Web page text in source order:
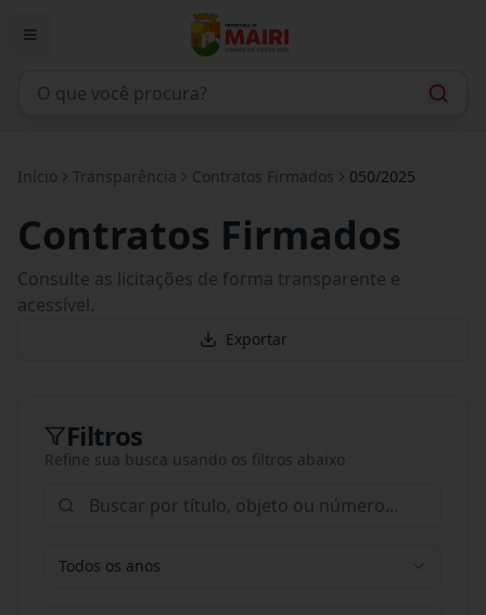
Início Transparência Contratos Firmados 050/2025
Contratos Firmados
Consulte as licitações de forma transparente e
acessível.
Exportar
Filtros
Refine sua busca usando os filtros abaixo
Todos os anos